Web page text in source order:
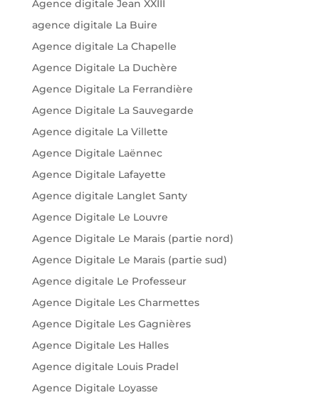
Agence digitale Jean XXIII
agence digitale La Buire
Agence digitale La Chapelle
Agence Digitale La Duchère
Agence Digitale La Ferrandière
Agence Digitale La Sauvegarde
Agence digitale La Villette
Agence Digitale Laënnec
Agence Digitale Lafayette
Agence digitale Langlet Santy
Agence Digitale Le Louvre
Agence Digitale Le Marais (partie nord)
Agence Digitale Le Marais (partie sud)
Agence digitale Le Professeur
Agence Digitale Les Charmettes
Agence Digitale Les Gagnières
Agence Digitale Les Halles
Agence digitale Louis Pradel
Agence Digitale Loyasse